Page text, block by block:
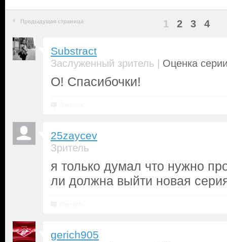
Предыдущая страница 1 2 3 4
Substract
Заслуженный зритель | Оценка
О! Спасибочки!
25zaycev
Зритель
я только думал что нужно
ли должна выйти новая
gerich905